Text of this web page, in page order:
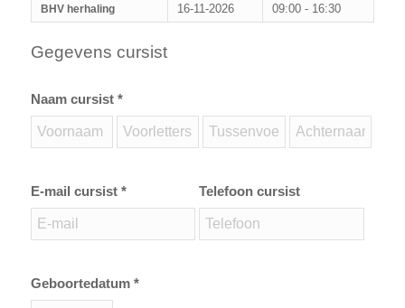
BHV herhaling 16-11-2026 09:00 - 16:30
Gegevens cursist
Naam cursist *
E-mail cursist * Telefoon cursist
Geboortedatum *